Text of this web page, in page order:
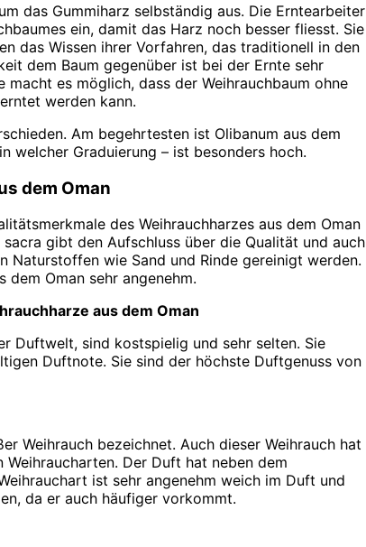
das Gummiharz selbständig aus. Die Erntearbeiter
ein, damit das Harz noch besser fliesst. Sie
das Wissen ihrer Vorfahren, das traditionell in den
dem Baum gegenüber ist bei der Ernte sehr
es möglich, dass der Weihrauchbaum ohne
werden kann.
Am begehrtesten ist Olibanum aus dem
welcher Graduierung – ist besonders hoch.
dem Oman
des Weihrauchharzes aus dem Oman
gibt den Aufschluss über die Qualität und auch
Naturstoffen wie Sand und Rinde gereinigt werden.
dem Oman sehr angenehm.
aus dem Oman
Duftwelt, sind kostspielig und sehr selten. Sie
Duftnote. Sie sind der höchste Duftgenuss von
Weihrauch bezeichnet. Auch dieser Weihrauch hat
Der Duft hat neben dem
ist sehr angenehm weich im Duft und
da er auch häufiger vorkommt.